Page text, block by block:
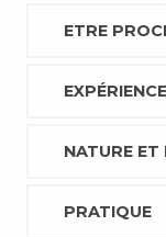
ETRE
NATURE ET
PRATIQUE